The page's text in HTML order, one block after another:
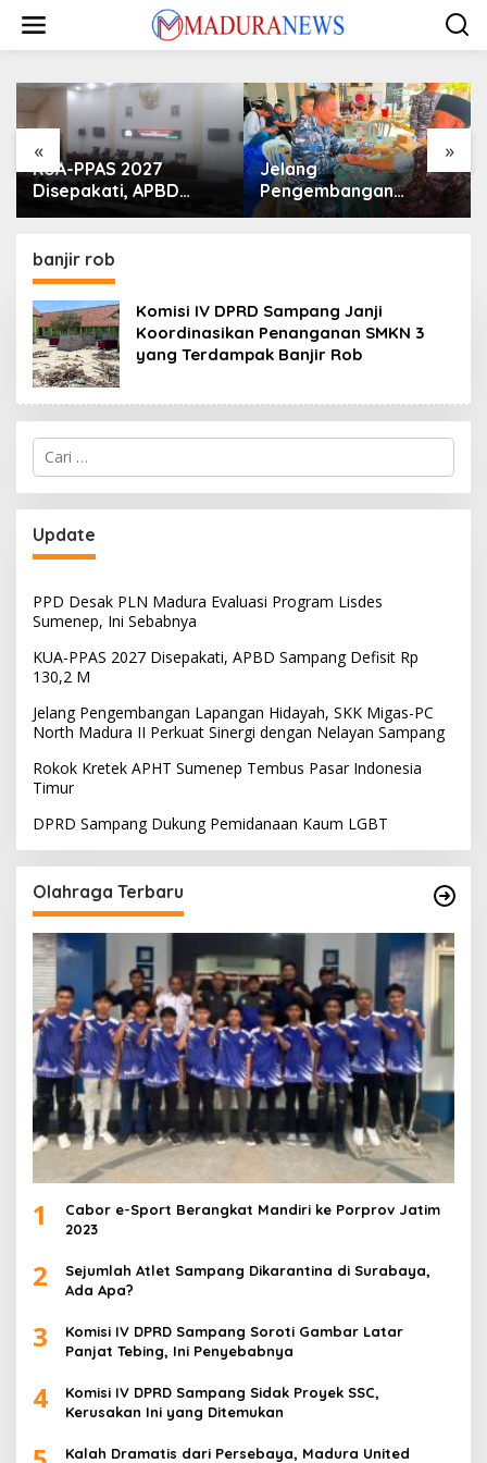
konten
« »
KUA-PPAS 2027
Disepakati, APBD
Sampang Defisit Rp
Jelang
Pengembangan
Lapangan Hidayah,
banjir rob
Komisi IV DPRD Sampang Janji
Koordinasikan Penanganan SMKN 3
yang Terdampak Banjir Rob
Cari
untuk:
Update
PPD Desak PLN Madura Evaluasi Program Lisdes
Sumenep, Ini Sebabnya
KUA-PPAS 2027 Disepakati, APBD Sampang Defisit Rp
130,2 M
Jelang Pengembangan Lapangan Hidayah, SKK Migas-PC
North Madura II Perkuat Sinergi dengan Nelayan Sampang
Rokok Kretek APHT Sumenep Tembus Pasar Indonesia
Timur
DPRD Sampang Dukung Pemidanaan Kaum LGBT
Olahraga Terbaru
1
Cabor e-Sport Berangkat Mandiri ke Porprov Jatim
2023
2
Sejumlah Atlet Sampang Dikarantina di Surabaya,
Ada Apa?
3
Komisi IV DPRD Sampang Soroti Gambar Latar
Panjat Tebing, Ini Penyebabnya
4
Komisi IV DPRD Sampang Sidak Proyek SSC,
Kerusakan Ini yang Ditemukan
Kalah Dramatis dari Persebaya, Madura United